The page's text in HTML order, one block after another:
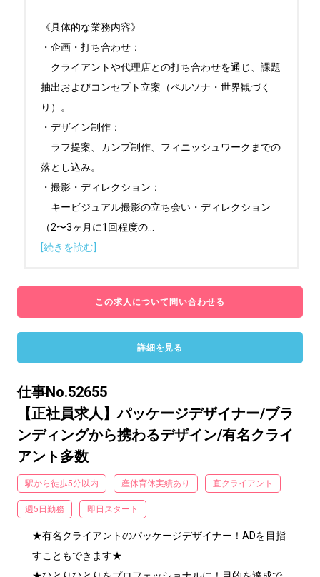
《具体的な業務内容》
・企画・打ち合わせ：
クライアントや代理店との打ち合わせを通じ、課題
抽出およびコンセプト立案（ペルソナ・世界観づく
り）。
・デザイン制作：
ラフ提案、カンプ制作、フィニッシュワークまでの
落とし込み。
・撮影・ディレクション：
キービジュアル撮影の立ち会い・ディレクション
（2〜3ヶ月に1回程度の
[続きを読む]
この求人について問い合わせる
詳細を見る
仕事No.52655
【正社員求人】パッケージデザイナー/ブラ
ンディングから携わるデザイン/有名クライ
アント多数
駅から徒歩5分以内 産休育休実績あり 直クライアント
週5日勤務 即日スタート
★有名クライアントのパッケージデザイナー！ADを目指
すこともできます★